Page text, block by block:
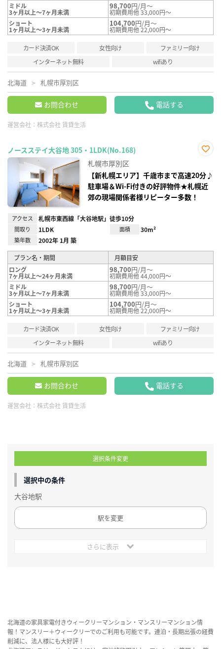
ミドル
3ヶ月以上～7ヶ月未満
98,700円/月～
初期費用他 33,000円～
ショート
1ヶ月以上～3ヶ月未満
104,700円/月～
初期費用他 22,000円～
カード決済OK 女性向け
ファミリー向け
インターネット無料
wifiあり
北海道 札幌市厚別区
お問合わせ 電話する
運営会社： 株式会社 賃貸生活
ノースステイ大谷地 305・1LDK(No.168)
り登
録
札幌市厚別区
【新札幌エリア】千歳市まで高速20分♪
駐車場＆Wi-Fi付きの好評物件★札幌近
郊の現場関係者様リピーター多数！
アクセス 札幌市東西線「大谷地駅」徒歩10分
間取り 1LDK 面積 30m²
築年数 2002年 1月 築
プラン名・期間
月額目安
ロング
7ヶ月以上～24ヶ月未満
98,700円/月～
初期費用他 44,000円～
ミドル
3ヶ月以上～7ヶ月未満
98,700円/月～
初期費用他 33,000円～
ショート
1ヶ月以上～3ヶ月未満
104,700円/月～
初期費用他 22,000円～
カード決済OK 女性向け
ファミリー向け
インターネット無料
wifiあり
北海道 札幌市厚別区
お問合わせ 電話する
運営会社： 株式会社 賃貸生活
選択条件変更
選択中の条件
大谷地駅
駅を変更
さらに表示
北海道の家具家電付きウィークリーマンション・マンスリーマンション情
報！マンスリー＋ウィークリーでのご利用も可能です。連泊・長期出張の経費
削減に、法人様にも大好評！